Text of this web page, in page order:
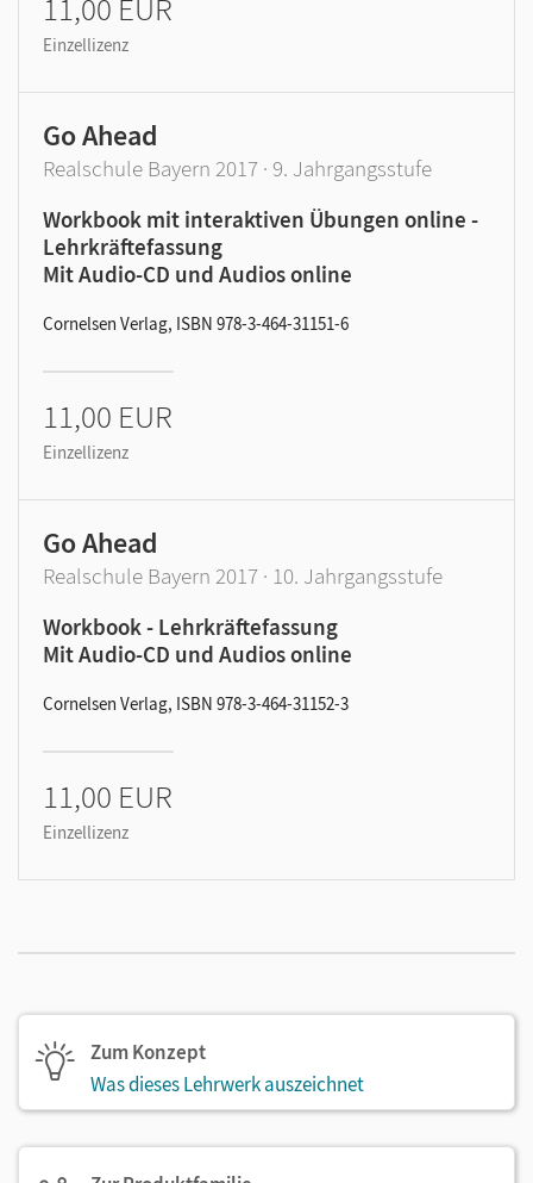
11,00 EUR
Einzellizenz
Go Ahead
Realschule Bayern 2017 · 9. Jahrgangsstufe
Workbook mit interaktiven Übungen online -
Lehrkräftefassung
Mit Audio-CD und Audios online
Cornelsen Verlag, ISBN 978-3-464-31151-6
11,00 EUR
Einzellizenz
Go Ahead
Realschule Bayern 2017 · 10. Jahrgangsstufe
Workbook - Lehrkräftefassung
Mit Audio-CD und Audios online
Cornelsen Verlag, ISBN 978-3-464-31152-3
11,00 EUR
Einzellizenz
Zum Konzept
Was dieses Lehrwerk auszeichnet